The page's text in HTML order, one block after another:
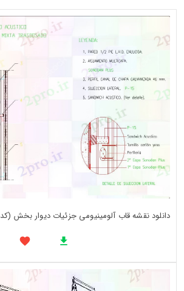
دانلود نقشه قاب آلومینیومی جزئیات دیوار بخش (کد134476)